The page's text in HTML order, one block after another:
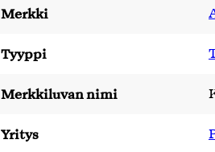
Merkki
Tyyppi
Merkkiluvan nimi
Yritys